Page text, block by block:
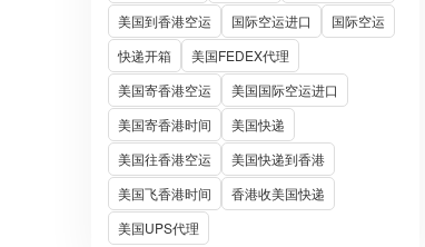
美国到香港空运
国际空运进口
国际空运
快递开箱
美国FEDEX代理
美国寄香港空运
美国国际空运进口
美国寄香港时间
美国快递
美国往香港空运
美国快递到香港
美国飞香港时间
香港收美国快递
美国UPS代理